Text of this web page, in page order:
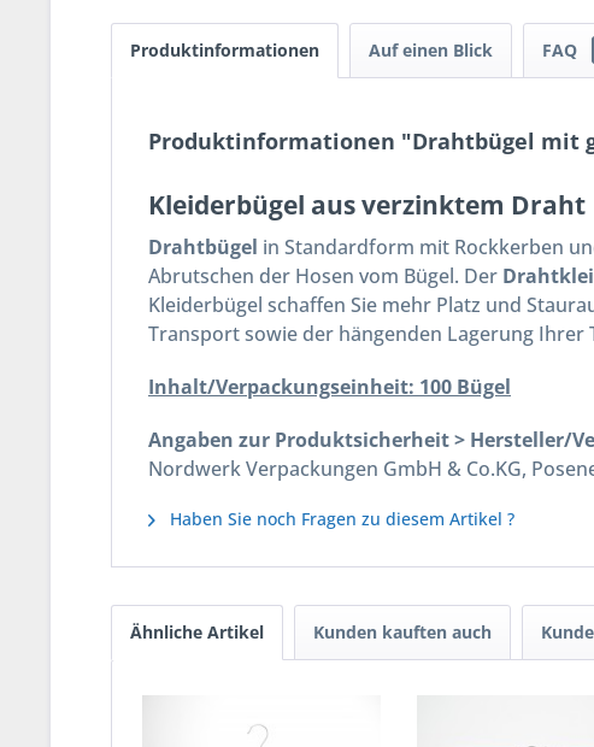
Produktinformationen Auf einen Blick FAQ
Produktinformationen "Drahtbügel mit
Kleiderbügel aus verzinktem Draht
Drahtbügel in Standardform mit Rockkerben
Abrutschen der Hosen vom Bügel. Der
Kleiderbügel schaffen Sie mehr Platz und
Transport sowie der hängenden Lagerung Ihrer
Inhalt/Verpackungseinheit: 100 Bügel
Angaben zur Produktsicherheit > Hersteller/
Nordwerk Verpackungen GmbH & Co.KG,
Haben Sie noch Fragen zu diesem Artikel ?
Ähnliche Artikel Kunden kauften auch